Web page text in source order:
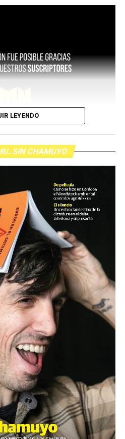
LEYENDO
SIN CHAMUYO